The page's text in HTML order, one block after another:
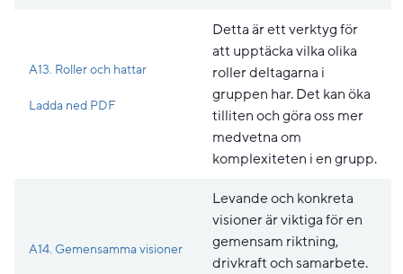
A13. Roller och hattar
Ladda ned PDFPdf, 166.3 kB, öppnas i nytt fönster.
Detta är ett verktyg för
att upptäcka vilka olika
roller deltagarna i
gruppen har. Det kan öka
tilliten och göra oss mer
medvetna om
komplexiteten i en grupp.
A14. Gemensamma visioner
Levande och konkreta
visioner är viktiga för en
gemensam riktning,
drivkraft och samarbete.